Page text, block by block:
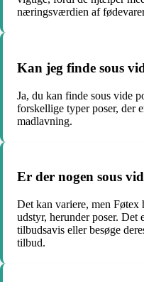
næringsværdien af
Kan jeg finde sous
Ja, du kan finde sous vide
forskellige typer poser, der
madlavning.
Er der nogen sous
Det kan variere, men Føtex
udstyr, herunder poser. Det
tilbudsavis eller besøge
tilbud.